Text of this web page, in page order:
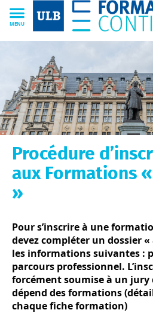
MENU
Formation continue Formation continue
Formations "focus"
Procédure
aux Formations
»
Pour s’inscrire à une
devez compléter un dossier
les informations suivantes :
parcours professionnel.
forcément soumise à un jury
dépend des formations
chaque fiche formation)